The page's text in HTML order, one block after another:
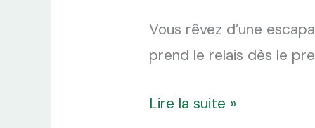
Vous rêvez d’une
prend le relais dès le
Lire la suite »